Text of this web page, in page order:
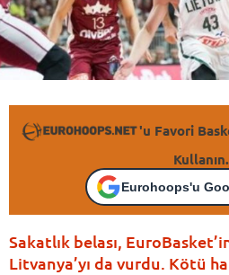
'u Favori
Kullanın.
Eurohoops'u
Sakatlık belası,
Litvanya’yı da vurdu. Kötü